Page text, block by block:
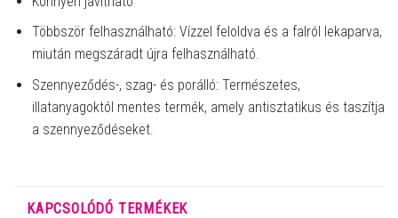
Többször felhasználható: Vízzel feloldva és a falról lekaparva,
miután megszáradt újra felhasználható.
Szennyeződés-, szag- és porálló: Természetes,
illatanyagoktól mentes termék, amely antisztatikus és taszítja
a szennyeződéseket.
KAPCSOLÓDÓ TERMÉKEK